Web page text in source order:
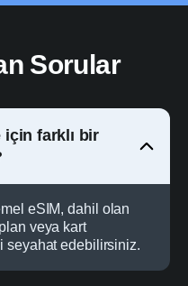
Sorular
farklı bir
eSIM, dahil olan
veya kart
seyahat edebilirsiniz.